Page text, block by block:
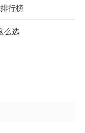
行榜
么选